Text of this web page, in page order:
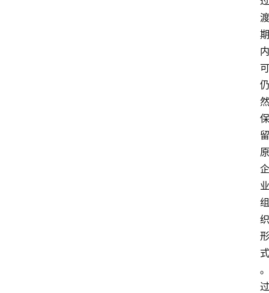
渡
期
内
可
仍
然
保
留
原
企
业
组
织
形
式
。
过